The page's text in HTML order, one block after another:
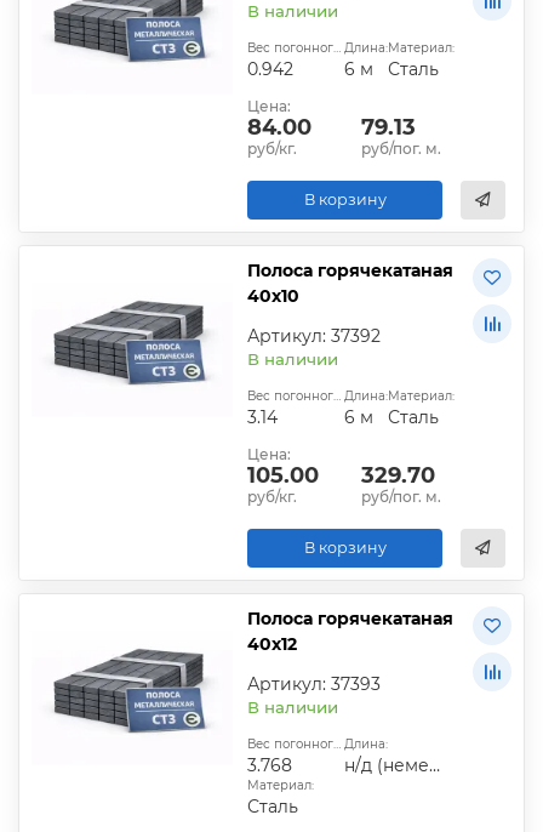
В наличии
Вес погонного метра, кг:
0.942
Длина:
6 м
Материал:
Сталь
Цена:
84.00
руб/кг.
79.13
руб/пог. м.
В корзину
Полоса горячекатаная
40х10
Артикул: 37392
В наличии
Вес погонного метра, кг:
3.14
Длина:
6 м
Материал:
Сталь
Цена:
105.00
руб/кг.
329.70
руб/пог. м.
В корзину
Полоса горячекатаная
40х12
Артикул: 37393
В наличии
Вес погонного метра, кг:
3.768
Длина:
н/д (немерная)
Материал:
Сталь